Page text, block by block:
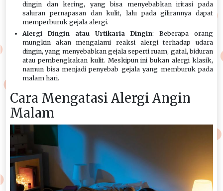
dingin dan kering, yang bisa menyebabkan iritasi pada
saluran pernapasan dan kulit, lalu pada gilirannya dapat
memperburuk gejala alergi.
Alergi Dingin atau Urtikaria Dingin: Beberapa orang
mungkin akan mengalami reaksi alergi terhadap udara
dingin, yang menyebabkan gejala seperti ruam, gatal, biduran
atau pembengkakan kulit. Meskipun ini bukan alergi klasik,
namun bisa menjadi penyebab gejala yang memburuk pada
malam hari.
Cara Mengatasi Alergi Angin
Malam